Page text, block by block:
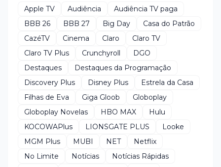
Apple TV Audiência
Audiência TV paga
BBB 26
BBB 27 Big Day
Casa do Patrão
CazéTV
Cinema Claro
Claro TV
Claro TV Plus
Crunchyroll
DGO
Destaques
Destaques da Programação
Discovery Plus
Disney Plus
Estrela da Casa
Filhas de Eva
Giga Gloob
Globoplay
Globoplay Novelas
HBO MAX
Hulu
KOCOWAPlus
LIONSGATE PLUS
Looke
MGM Plus
MUBI NET
Netflix
No Limite
Notícias
Notícias Rápidas